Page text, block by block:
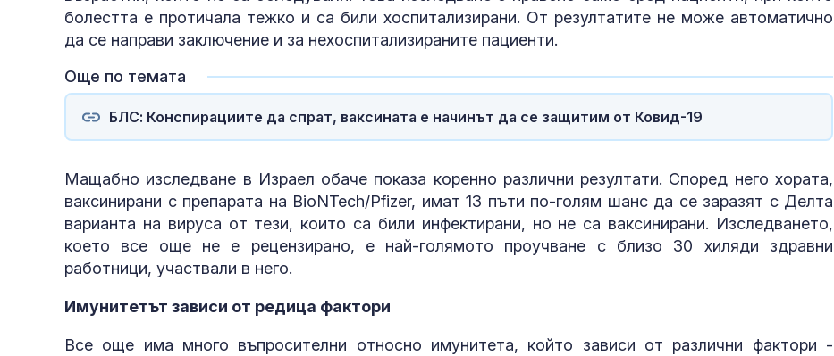
болестта е протичала тежко и са били хоспитализирани. От резултатите не може автоматично
да се направи заключение и за нехоспитализираните пациенти.
Още по темата
БЛС: Конспирациите да спрат, ваксината е начинът да се защитим от Ковид-19
Мащабно изследване в Израел обаче показа коренно различни резултати. Според него хората,
ваксинирани с препарата на BioNTech/Pfizer, имат 13 пъти по-голям шанс да се заразят с Делта
варианта на вируса от тези, които са били инфектирани, но не са ваксинирани. Изследването,
което все още не е рецензирано, е най-голямото проучване с близо 30 хиляди здравни
работници, участвали в него.
Имунитетът зависи от редица фактори
Все още има много въпросителни относно имунитета, който зависи от различни фактори -